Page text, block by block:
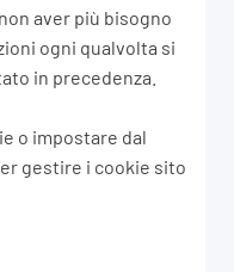
aver più bisogno
ogni qualvolta si
in precedenza.
o impostare dal
gestire i cookie sito